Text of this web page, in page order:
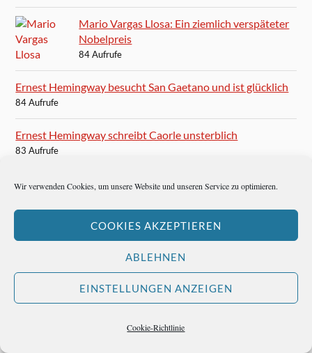
Wir verwenden Cookies, um unsere Website und unseren Service zu optimieren.
COOKIES AKZEPTIEREN
ABLEHNEN
EINSTELLUNGEN ANZEIGEN
Cookie-Richtlinie
Mario Vargas Llosa: Ein ziemlich verspäteter
Nobelpreis
84 Aufrufe
Ernest Hemingway besucht San Gaetano und ist glücklich
84 Aufrufe
Ernest Hemingway schreibt Caorle unsterblich
83 Aufrufe
Und nun, Frankfurter Rundschau?
Im 100 Club wird die Musik ganz leise